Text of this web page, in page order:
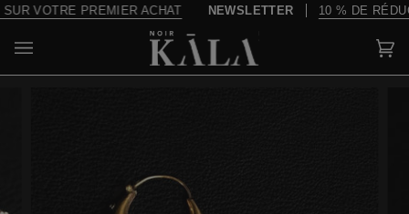
Passer
contenu
VOTRE PREMIER ACHAT NEWSLETTER 10 % DE